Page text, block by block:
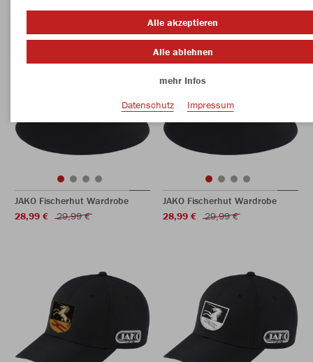
JAKO Fischerhut Wardrobe
28,99 €
29,99 €
JAKO Fischerhut Wardrobe
28,99 €
29,99 €
Alle akzeptieren
Alle ablehnen
mehr Infos
Datenschutz
Impressum